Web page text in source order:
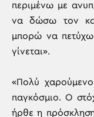
περιμένω με
να δώσω τον
μπορώ να
γίνεται».
«Πολύ
παγκόσμιο. Ο
ήρθε η